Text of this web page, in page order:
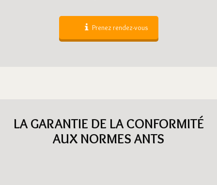
Prenez rendez-vous
LA GARANTIE DE LA CONFORMITÉ
AUX NORMES ANTS